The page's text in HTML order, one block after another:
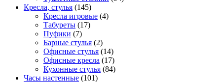
Кресла, стулья (145)
Кресла игровые (4)
Табуреты (17)
Пуфики (7)
Барные стулья (2)
Офисные стулья (14)
Офисные кресла (17)
Кухонные стулья (84)
Часы настенные (101)